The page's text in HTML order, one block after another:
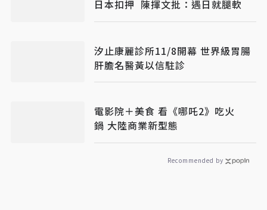
日本扣押 陳揮文批：遇日就腿軟
汐止康麗診所11/8開幕 世界級胃腸
肝膽名醫黃以信駐診
電影院＋美食 看《哪吒2》吃火
鍋 大陸商業新型態
Recommended by